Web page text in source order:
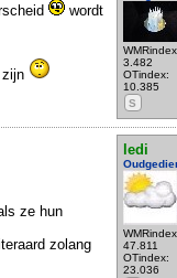
3.482
OTindex:
10.385
S
wordt
zijn
ledi
47.811
OTindex:
23.036
ze hun
zolang